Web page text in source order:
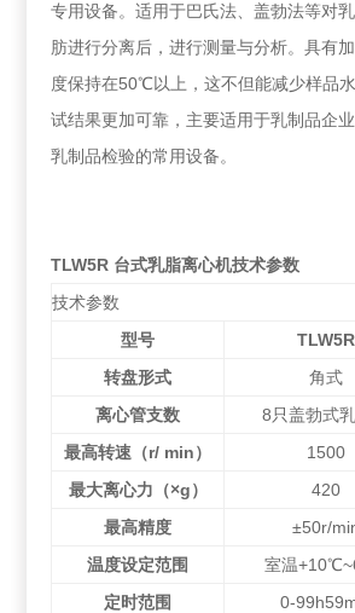
专用设备。适用于巴氏法、盖勃法等对
肪进行分离后，进行测量与分析。具有
度保持在50℃以上，这不但能减少样品
试结果更加可靠，主要适用于乳制品企
乳制品检验的常用设备。
TLW5R 台式乳脂离心机技术参数
技术参数
型号
TLW5R
转盘形式
角式
离心管支数
8只盖勃式
最高转速 （r/ min）
1500
最大离心力 （×g）
420
最高精度
±50r/
温度设定范围
室温
定时范围
0-